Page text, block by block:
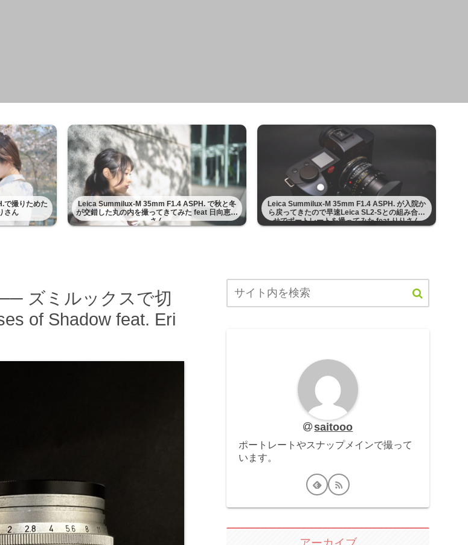
で撮りためた
さん
Leica Summilux-M 35mm F1.4 ASPH. で秋と冬
が交錯した丸の内を撮ってきてみた feat 日向恵理
さん
Leica Summilux-M 35mm F1.4 ASPH. が入院か
ら戻ってきたので早速Leica SL2-Sとの組み合わ
せでポートレートを撮ってみた feat りりさん
ズミルックスで切
of Shadow feat. Eri
saitooo
ポートレートやスナップメインで撮って
います。